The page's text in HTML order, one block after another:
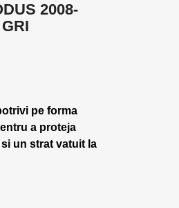
2008-
pe forma
a proteja
un strat vatuit la